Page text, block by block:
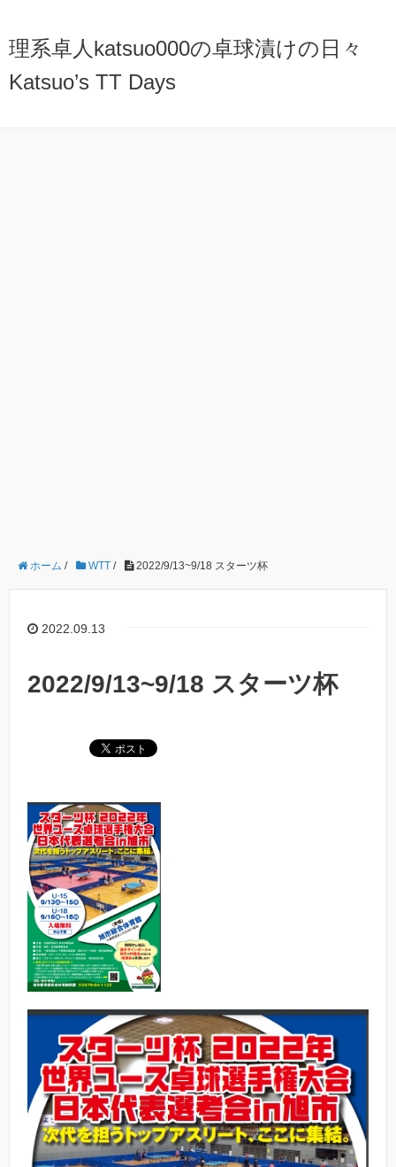
理系卓人katsuo000の卓球漬けの日々
Katsuo’s TT Days
ホーム / WTT / 2022/9/13~9/18 スターツ杯
2022.09.13
2022/9/13~9/18 スターツ杯